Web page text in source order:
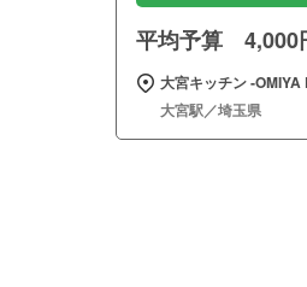
平均予算 4,000
大宮キッチン ‐OMIYA
大宮駅／埼玉県